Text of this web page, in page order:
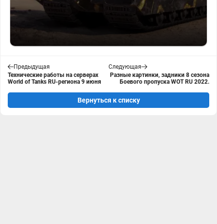
Предыдущая
Технические работы на серверах
World of Tanks RU-региона 9 июня
Следующая
Разные картинки, задники 8 сезона
Боевого пропуска WOT RU 2022.
Вернуться к списку